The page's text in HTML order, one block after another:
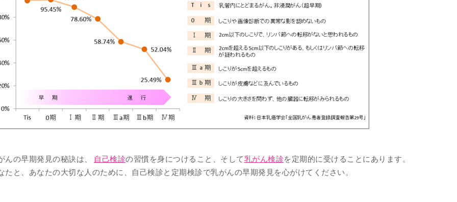
んの早期発見の秘訣は、 自己検診の習慣を身につけること、そして乳がん検診を定期的に受けることにあります。
たと、あなたの大切な人のために、自己検診と定期検診で乳がんの早期発見を心がけてください。